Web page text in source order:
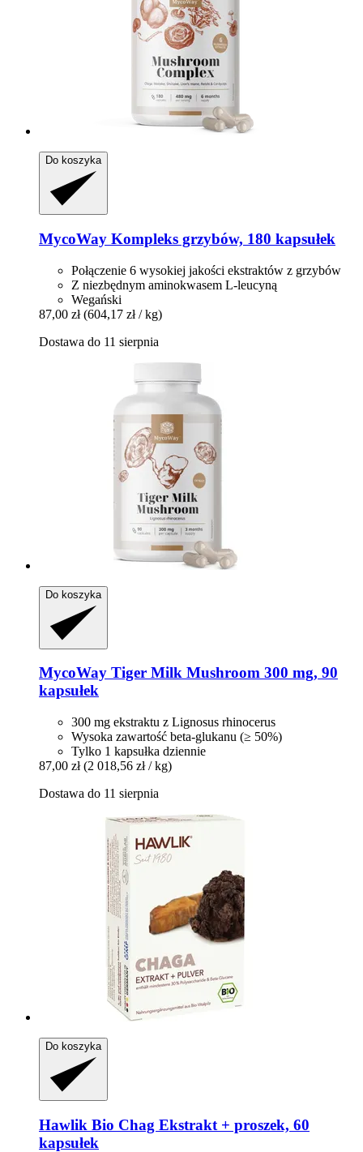
Do koszyka
MycoWay Kompleks grzybów, 180 kapsułek
Połączenie 6 wysokiej jakości ekstraktów z grzybów
Z niezbędnym aminokwasem L-leucyną
Wegański
87,00 zł (604,17 zł / kg)
Dostawa do 11 sierpnia
Do koszyka
MycoWay Tiger Milk Mushroom 300 mg, 90
kapsułek
300 mg ekstraktu z Lignosus rhinocerus
Wysoka zawartość beta-glukanu (≥ 50%)
Tylko 1 kapsułka dziennie
87,00 zł (2 018,56 zł / kg)
Dostawa do 11 sierpnia
Do koszyka
Hawlik Bio Chag Ekstrakt + proszek, 60
kapsułek